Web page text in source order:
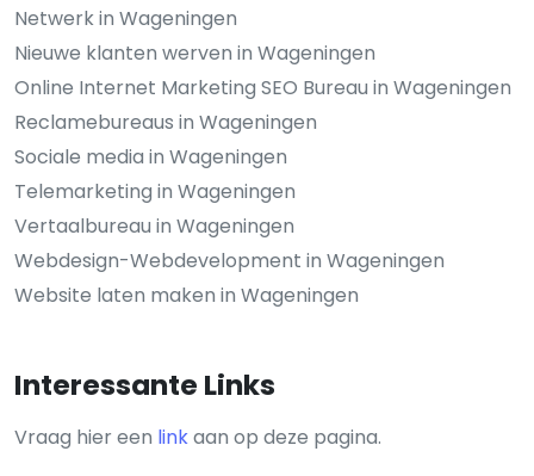
Netwerk in Wageningen
Nieuwe klanten werven in Wageningen
Online Internet Marketing SEO Bureau in Wageningen
Reclamebureaus in Wageningen
Sociale media in Wageningen
Telemarketing in Wageningen
Vertaalbureau in Wageningen
Webdesign-Webdevelopment in Wageningen
Website laten maken in Wageningen
Interessante Links
Vraag hier een linkaan op deze pagina.